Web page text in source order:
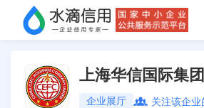
上海华信国际集
企业展厅 关注该企业